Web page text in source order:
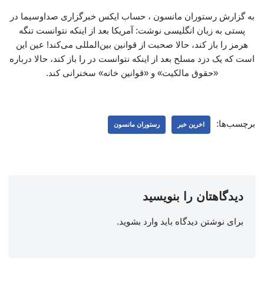
به گزارش رستوران مانسون ، حساب ایکس خبرگزاری صداوسیما در
پستی به زبان انگلیسی نوشت: آمریکا بعد از اینکه نتوانست تنگه
هرمز را باز کند، حالا صحبت از قوانین بین‌المللی می‌کند! عین این
است که یک دزد مسلح بعد از اینکه نتوانست در را باز کند، حالا درباره
«حقوق مالکیت» و «قوانین خانه» سخنرانی کند.
برچسب‌ها: اخرین خبر رستوران مانسون
دیدگاهتان را بنویسید
برای نوشتن دیدگاه باید وارد بشوید.